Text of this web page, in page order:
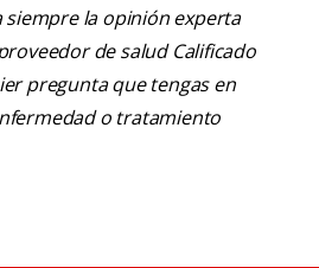
siempre la opinión experta
de salud Calificado
pregunta que tengas en
o tratamiento